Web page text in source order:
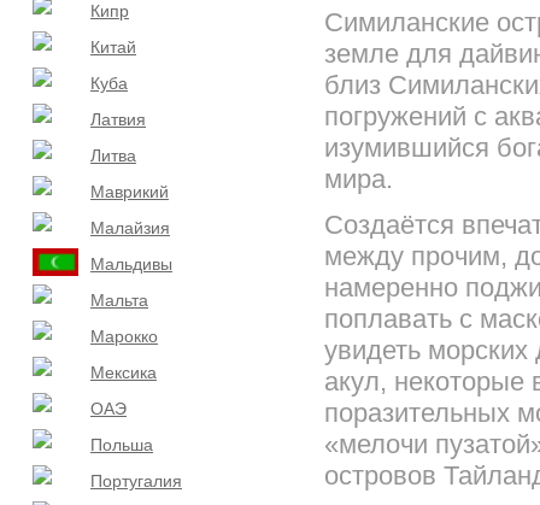
Кипр
Китай
Куба
Латвия
Литва
Маврикий
Малайзия
Мальдивы
Мальта
Марокко
Мексика
ОАЭ
Польша
Португалия
Симиланские
земле для
близ
погружений с
изумившийся
мира.
Создаётся
между прочим,
намеренно
поплавать с
увидеть
акул, некоторые
поразительных
«мелочи
островов